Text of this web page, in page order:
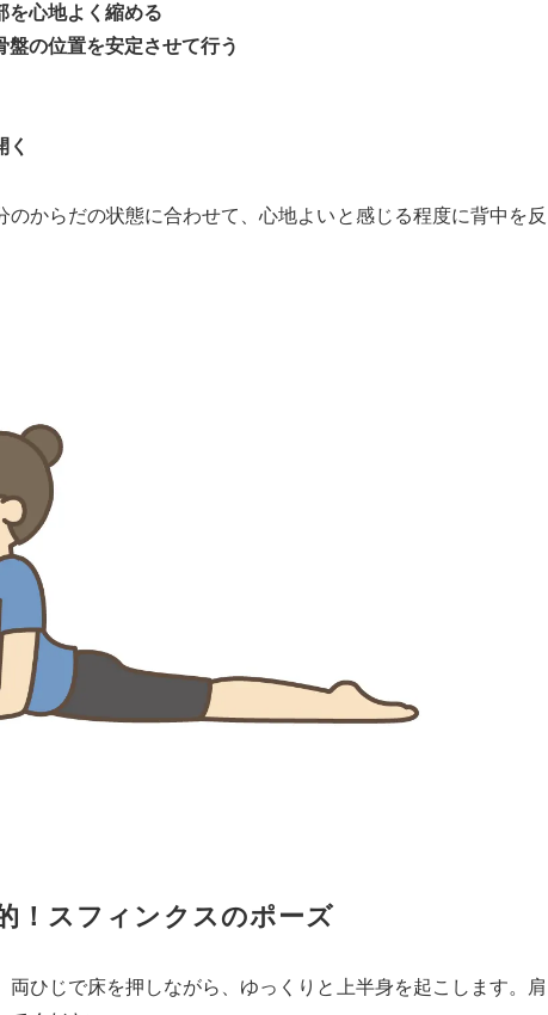
を心地よく縮める
盤の位置を安定させて行う
く
からだの状態に合わせて、心地よいと感じる程度に背中を反
！スフィンクスのポーズ
ひじで床を押しながら、ゆっくりと上半身を起こします。肩